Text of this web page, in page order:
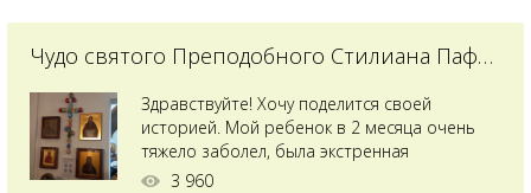
Чудо святого Преподобного Стилиана Пафлагонского
Здравствуйте! Хочу поделится своей
историей. Мой ребенок в 2 месяца очень
тяжело заболел, была экстренная
сложнейшая операция, состояние после
3 960